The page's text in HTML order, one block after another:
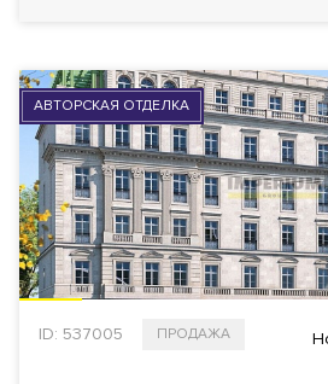
АВТОРСКАЯ ОТДЕЛКА
ID: 537005 ПРОДАЖА